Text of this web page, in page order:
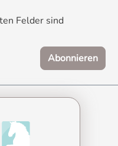
Felder sind
Abonnieren